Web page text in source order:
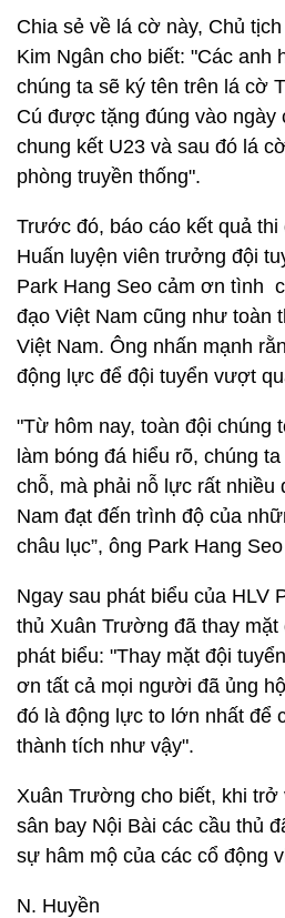
Chia sẻ về lá cờ này, Chủ
Kim Ngân cho biết: "Các anh
chúng ta sẽ ký tên trên lá cờ
Cú được tặng đúng vào ngày
chung kết U23 và sau đó lá
phòng truyền thống".
Trước đó, báo cáo kết quả thi
Huấn luyện viên trưởng đội
Park Hang Seo cảm ơn tình
đạo Việt Nam cũng như toàn
Việt Nam. Ông nhấn mạnh
động lực để đội tuyển vượt
"Từ hôm nay, toàn đội chúng
làm bóng đá hiểu rõ, chúng
chỗ, mà phải nỗ lực rất nhiều
Nam đạt đến trình độ của
châu lục”, ông Park Hang
Ngay sau phát biểu của HLV
thủ Xuân Trường đã thay mặt
phát biểu: "Thay mặt đội
ơn tất cả mọi người đã ủng
đó là động lực to lớn nhất để
thành tích như vậy".
Xuân Trường cho biết, khi
sân bay Nội Bài các cầu thủ
sự hâm mộ của các cổ động
N. Huyền